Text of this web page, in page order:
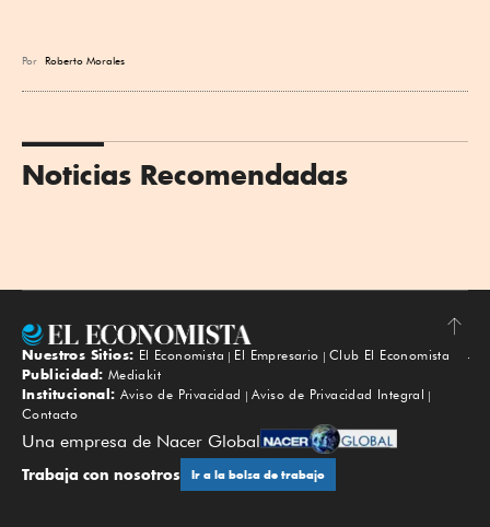
Por Roberto Morales
Noticias Recomendadas
Subir
Nuestros Sitios: El Economista El Empresario
Club El Economista
Publicidad: Mediakit
Institucional: Aviso de Privacidad
Aviso de Privacidad Integral
Contacto
Una empresa de Nacer Global
Trabaja con nosotros Ir a la bolsa de trabajo